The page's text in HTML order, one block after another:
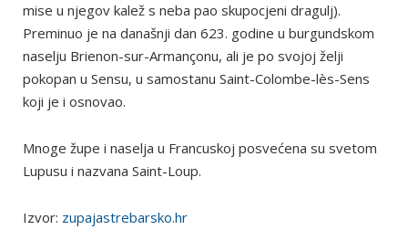
mise u njegov kalež s neba pao skupocjeni dragulj).
Preminuo je na današnji dan 623. godine u burgundskom
naselju Brienon-sur-Armançonu, ali je po svojoj želji
pokopan u Sensu, u samostanu Saint-Colombe-lès-Sens
koji je i osnovao.
Mnoge župe i naselja u Francuskoj posvećena su svetom
Lupusu i nazvana Saint-Loup.
Izvor: zupajastrebarsko.hr